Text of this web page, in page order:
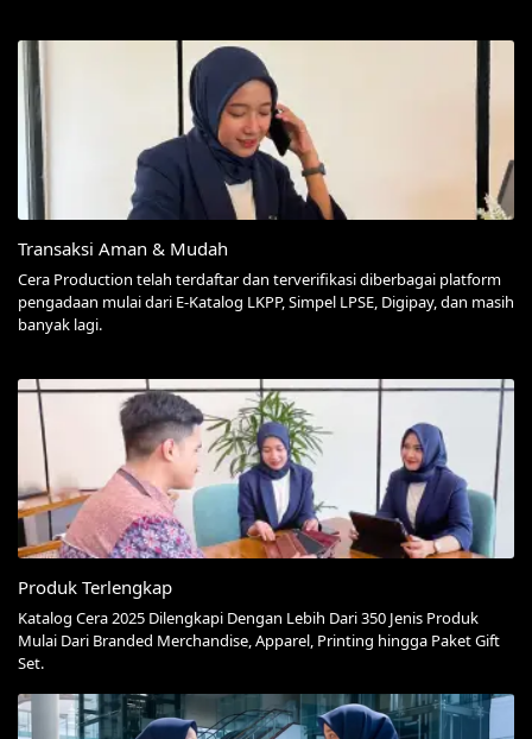
Transaksi Aman & Mudah
Cera Production telah terdaftar dan terverifikasi diberbagai platform
pengadaan mulai dari E-Katalog LKPP, Simpel LPSE, Digipay, dan masih
banyak lagi.
Produk Terlengkap
Katalog Cera 2025 Dilengkapi Dengan Lebih Dari 350 Jenis Produk
Mulai Dari Branded Merchandise, Apparel, Printing hingga Paket Gift
Set.